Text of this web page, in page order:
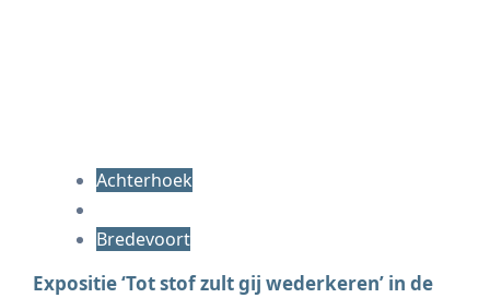
Achterhoek
Bredevoort
Expositie ‘Tot stof zult gij wederkeren’ in de